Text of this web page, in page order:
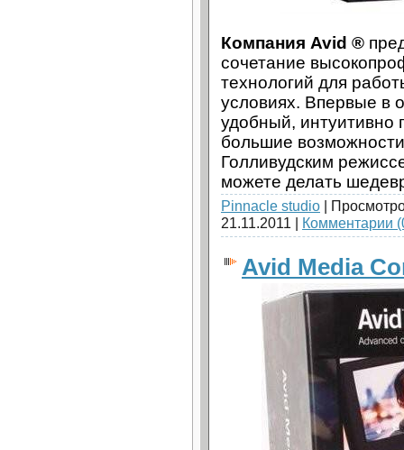
Компания Avid ®
сочетание
технологий для
условиях. Впервые в
удобный, интуитивно
большие
Голливудским
можете делать
Pinnacle studio |
21.11.2011 | Комментарии
Avid Media